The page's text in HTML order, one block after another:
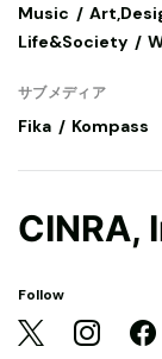
Music
Life&Society
サブメディア
Fika Kompass
CINRA,
Follow